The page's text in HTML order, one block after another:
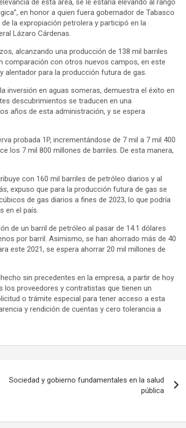
de esta área, se le estaría elevando al rango
en honor a quien fuera gobernador de Tabasco
la expropiación petrolera y participó en la
Lázaro Cárdenas.
alcanzando una producción de 138 mil barriles
comparación con otros nuevos campos, en este
alentador para la producción futura de gas.
inversión en aguas someras, demuestra el éxito en
descubrimientos se traducen en una
años de esta administración, y se espera
probada 1P, incrementándose de 7 mil a 7 mil 400
los 7 mil 800 millones de barriles. De esta manera,
con 160 mil barriles de petróleo diarios y al
expuso que para la producción futura de gas se
de gas diarios a fines de 2023, lo que podría
en el país.
de un barril de petróleo al pasar de 14.1 dólares
por barril. Asimismo, se han ahorrado más de 40
este 2021, se espera ahorrar 20 mil millones de
sin precedentes en la empresa, a partir de hoy
los proveedores y contratistas que tienen un
o trámite especial para tener acceso a esta
y rendición de cuentas y cero tolerancia a
Sociedad y gobierno fundamentales en la salud
pública